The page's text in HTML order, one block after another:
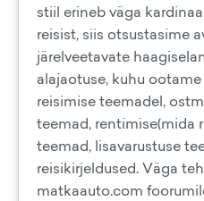
stiil erineb väga
reisist, siis otsustasime
järelveetavate
alajaotuse, kuhu
reisimise teemadel,
teemad, rentimise(mida
teemad, lisavarustuse
reisikirjeldused. Väga
matkaauto.com